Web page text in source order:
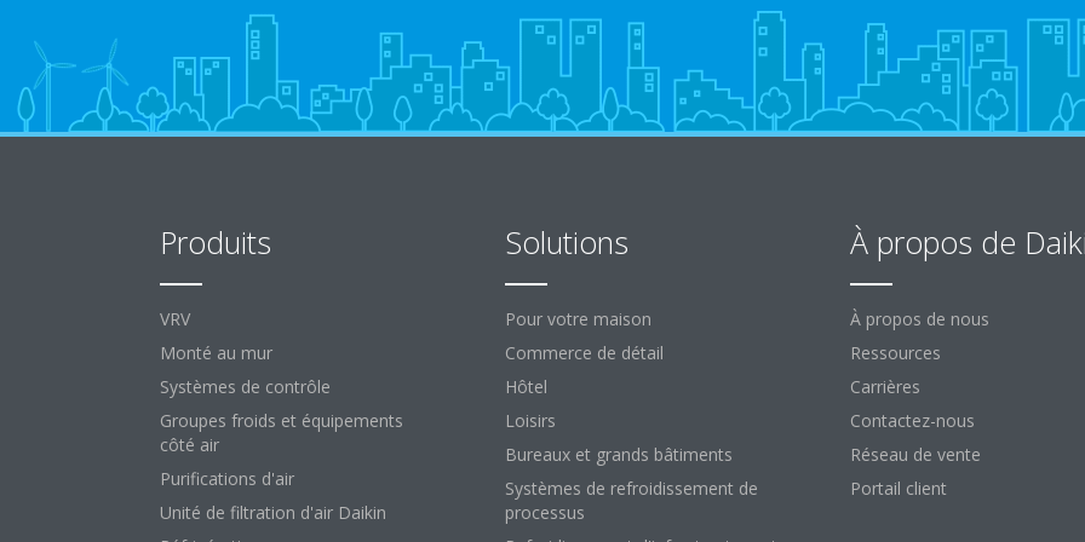
Produits
VRV
Monté au mur
Systèmes de contrôle
Groupes froids et équipements
côté air
Purifications d'air
Unité de filtration d'air Daikin
Solutions
Pour votre maison
Commerce de détail
Hôtel
Loisirs
Bureaux et grands bâtiments
Systèmes de refroidissement de
processus
À propos de
À propos de nous
Ressources
Carrières
Contactez-nous
Réseau de vente
Portail client